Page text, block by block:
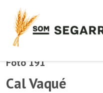
Foto 191
Cal Vaqué